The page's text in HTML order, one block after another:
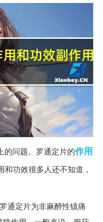
的问题。罗通定片的作用
功效很多人还不知道，
通定片为非麻醉性镇痛